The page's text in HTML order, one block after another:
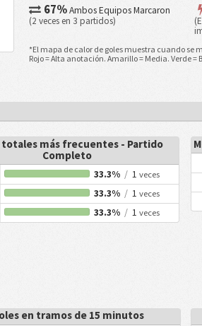
67%Ambos Equipos Marcaron
(2 veces en 3 partidos)
*El mapa de calor de goles muestra cuando se
Rojo = Alta anotación. Amarillo = Media. Verde =
totales más frecuentes - Partido
Completo
33.3% /1 veces
33.3% /1 veces
33.3% /1 veces
en tramos de 15 minutos